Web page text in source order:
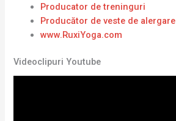
Producator de treninguri
Producător de veste de alergare
www.RuxiYoga.com
Videoclipuri Youtube